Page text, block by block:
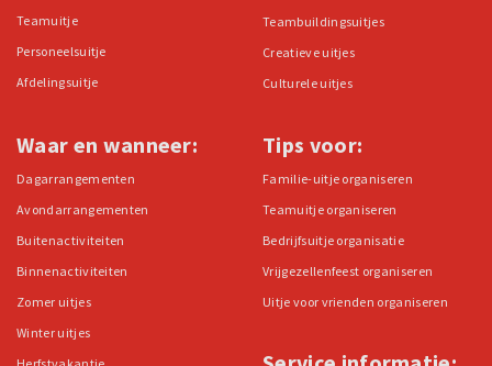
Teamuitje
Personeelsuitje
Afdelingsuitje
Teambuildingsuitjes
Creatieve uitjes
Culturele uitjes
Waar en wanneer:
Dagarrangementen
Avondarrangementen
Buitenactiviteiten
Binnenactiviteiten
Zomer uitjes
Winter uitjes
Tips voor:
Familie-uitje organiseren
Teamuitje organiseren
Bedrijfsuitje organisatie
Vrijgezellenfeest organiseren
Uitje voor vrienden organiseren